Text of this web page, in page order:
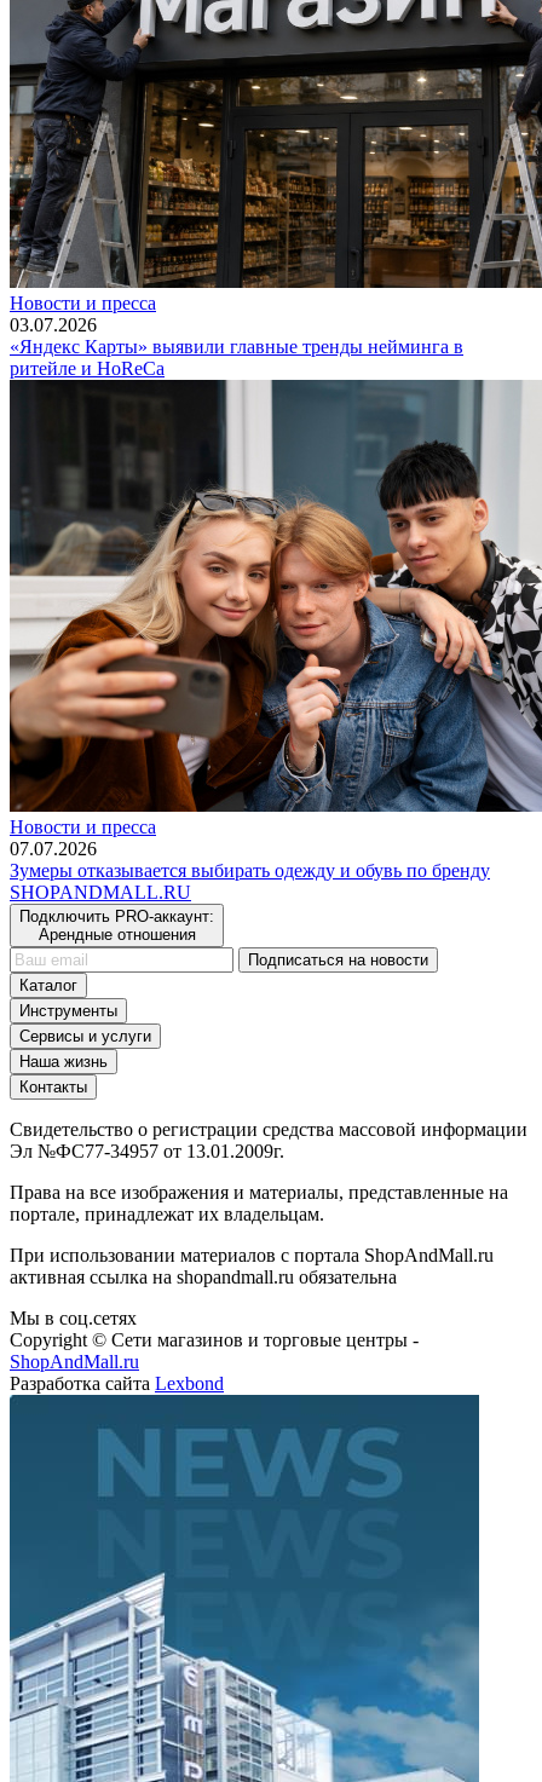
Новости и пресса
03.07.2026
«Яндекс Карты» выявили главные тренды нейминга в
ритейле и HoReCa
Новости и пресса
07.07.2026
Зумеры отказывается выбирать одежду и обувь по бренду
SHOPANDMALL.RU
Подключить PRO-аккаунт:
Арендные отношения
Подписаться на новости
Каталог
Инструменты
Сервисы и услуги
Наша жизнь
Контакты
Свидетельство о регистрации средства массовой информации
Эл №ФС77-34957 от 13.01.2009г.
Права на все изображения и материалы, представленные на
портале, принадлежат их владельцам.
При использовании материалов с портала ShopAndMall.ru
активная ссылка на shopandmall.ru обязательна
Мы в соц.сетях
Copyright © Сети магазинов и торговые центры -
ShopAndMall.ru
Разработка сайта Lexbond